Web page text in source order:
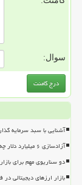
سوال:
آشنایی با سبد سرمایه
آزادسازی ۶ میلیارد دلار چه تاثیری بر نرخ دلار و معیشت مردم دارد؟
دو سناریوی مهم برای
بازار ارزهای دیجیتالی در